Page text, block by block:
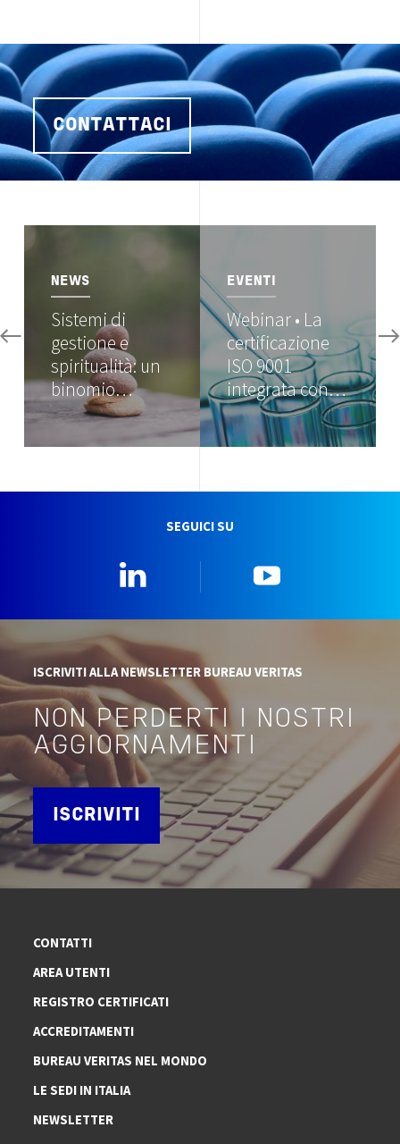
CONTATTACI
NEWS
Sistemi di
gestione e
spiritualità: un
binomio…
EVENTI
Webinar • La
certificazione
ISO 9001
integrata con…
SEGUICI SU
ISCRIVITI ALLA NEWSLETTER BUREAU VERITAS
NON PERDERTI I NOSTRI
AGGIORNAMENTI
ISCRIVITI
CONTATTI
AREA UTENTI
REGISTRO CERTIFICATI
ACCREDITAMENTI
BUREAU VERITAS NEL MONDO
LE SEDI IN ITALIA
NEWSLETTER